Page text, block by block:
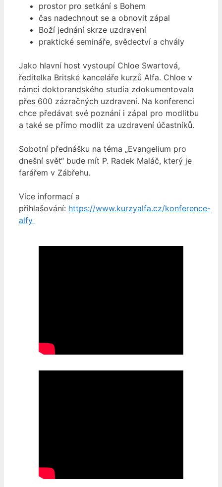
prostor pro setkání s Bohem
čas nadechnout se a obnovit zápal
Boží jednání skrze uzdravení
praktické semináře, svědectví a chvály
Jako hlavní host vystoupí Chloe Swartová,
ředitelka Britské kanceláře kurzů Alfa. Chloe v
rámci doktorandského studia zdokumentovala
přes 600 zázračných uzdravení. Na konferenci
chce předávat své poznání i zápal pro modlitbu
a také se přímo modlit za uzdravení účastníků.
Sobotní přednášku na téma „Evangelium pro
dnešní svět“ bude mít P. Radek Maláč, který je
farářem v Zábřehu.
Více informací a
přihlašování: https://www.kurzyalfa.cz/konference-
alfy